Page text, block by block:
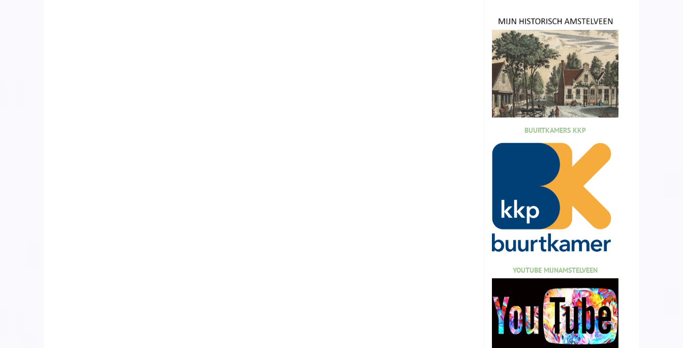
BUURTKAMERS KKP
YOUTUBE MIJNAMSTELVEEN